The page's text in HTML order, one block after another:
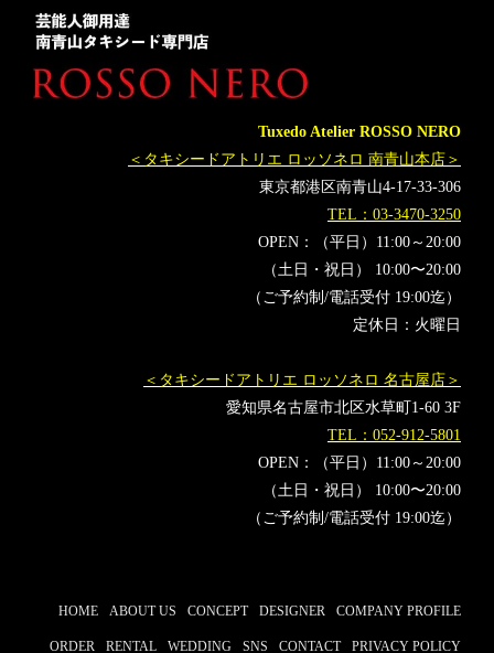
ミスきもの美女
ミスイブニングドレス
レンタルタキシード東京 當間ローズ
タキシード靴 青山 グランプリ
ランウェイ 2023
ミスターコン
ガールズアワード 楽天
Tuxedo Atelier ROSSO NERO
＜タキシードアトリエ ロッソネロ 南青山本店＞
東京都港区南青山4-17-33-306
TEL：03-3470-3250
OPEN：（平日）11:00～20:00
（土日・祝日） 10:00〜20:00
（ご予約制/電話受付 19:00迄）
定休日：火曜日
＜タキシードアトリエ ロッソネロ 名古屋店＞
愛知県名古屋市北区水草町1-60 3F
TEL：052-912-5801
OPEN：（平日）11:00～20:00
（土日・祝日） 10:00〜20:00
（ご予約制/電話受付 19:00迄）
HOME ABOUT US CONCEPT DESIGNER COMPANY PROFILE
ORDER RENTAL WEDDING SNS CONTACT PRIVACY POLICY